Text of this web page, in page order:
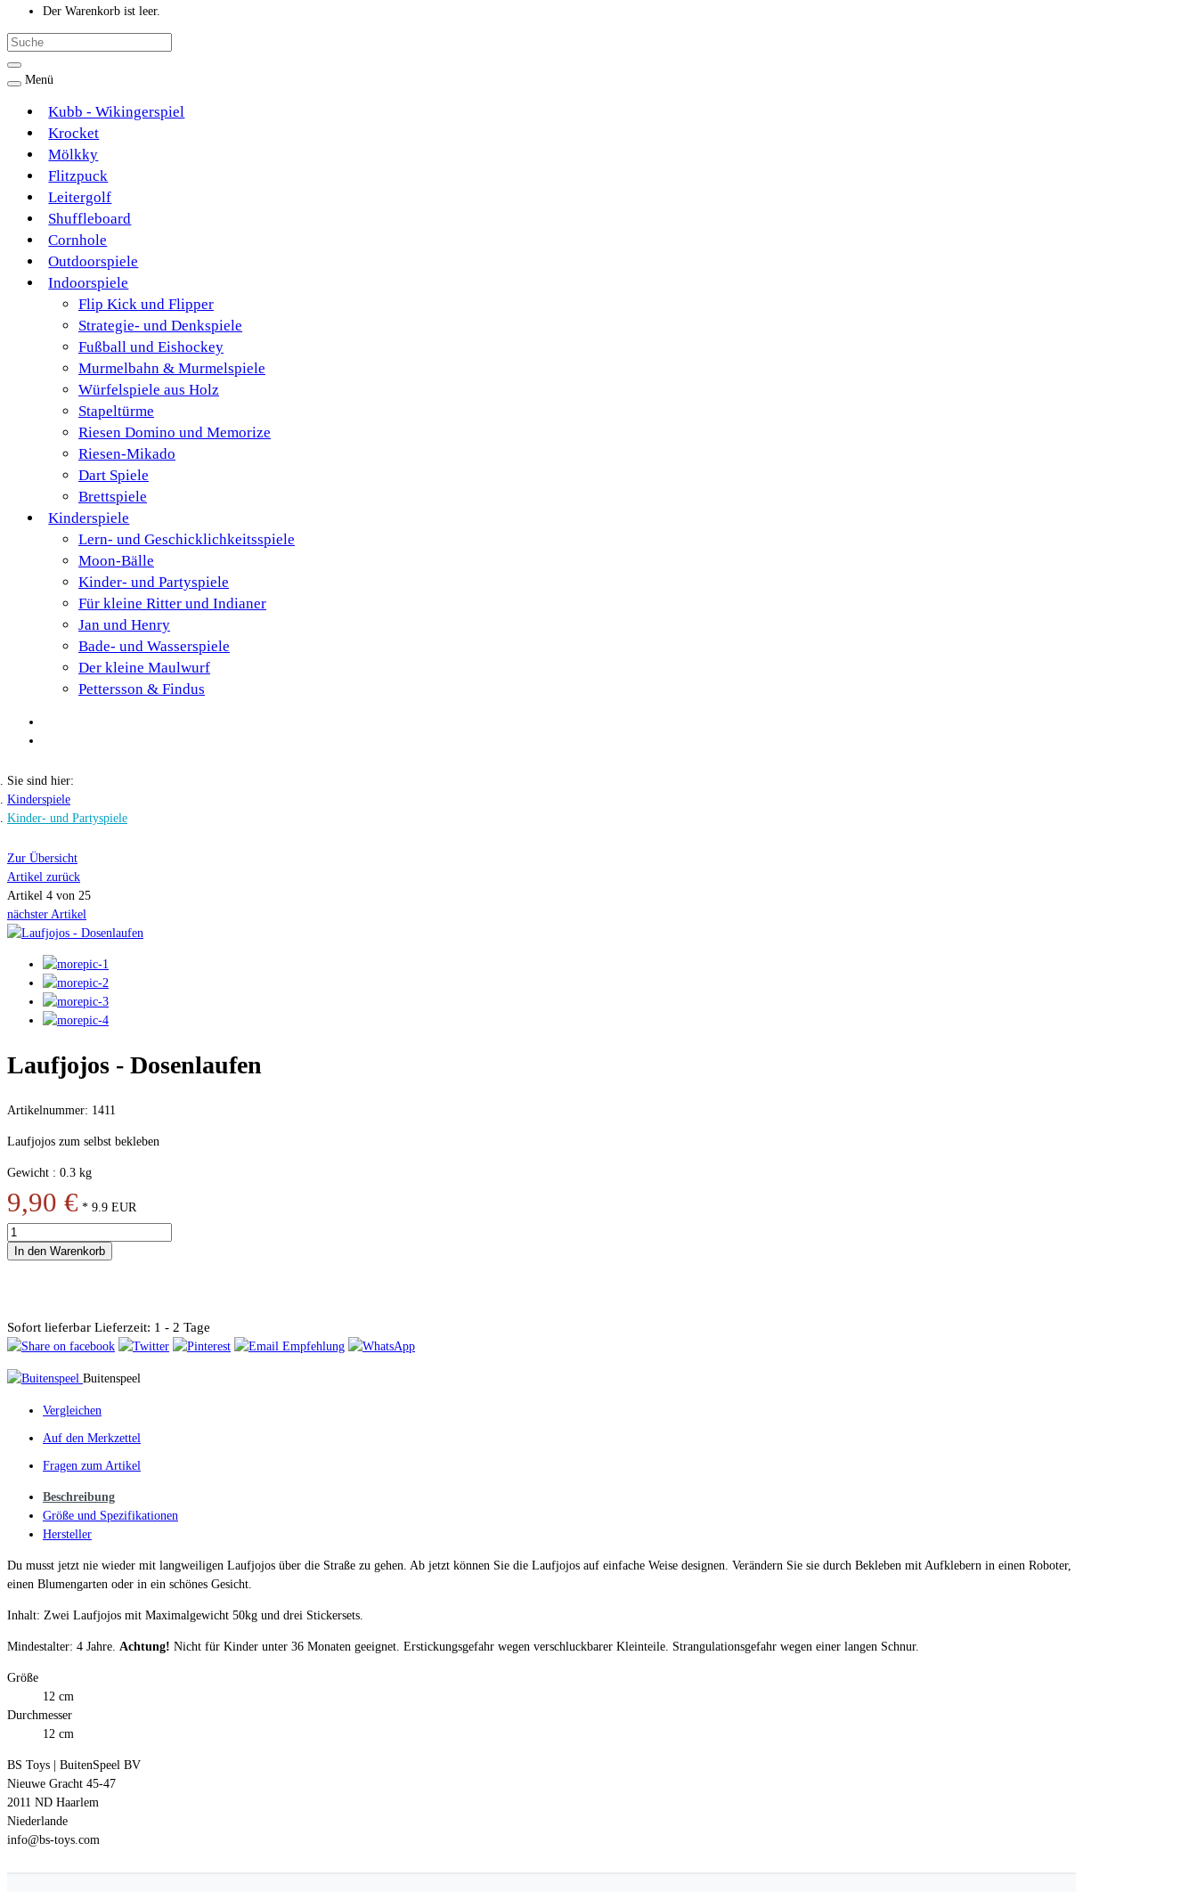
Der Warenkorb ist leer.
Menü
Kubb - Wikingerspiel
Krocket
Mölkky
Flitzpuck
Leitergolf
Shuffleboard
Cornhole
Outdoorspiele
Indoorspiele
Flip Kick und Flipper
Strategie- und Denkspiele
Fußball und Eishockey
Murmelbahn & Murmelspiele
Würfelspiele aus Holz
Stapeltürme
Riesen Domino und Memorize
Riesen-Mikado
Dart Spiele
Brettspiele
Kinderspiele
Lern- und Geschicklichkeitsspiele
Moon-Bälle
Kinder- und Partyspiele
Für kleine Ritter und Indianer
Jan und Henry
Bade- und Wasserspiele
Der kleine Maulwurf
Pettersson & Findus
Sie sind hier:
Kinderspiele
Kinder- und Partyspiele
Zur Übersicht
Artikel zurück
Artikel 4 von 25
nächster Artikel
Laufjojos - Dosenlaufen
Artikelnummer: 1411
Laufjojos zum selbst bekleben
Gewicht : 0.3 kg
9,90 € * 9.9 EUR
In den Warenkorb
Sofort lieferbar Lieferzeit: 1 - 2 Tage
Buitenspeel
Vergleichen
Auf den Merkzettel
Fragen zum Artikel
Beschreibung
Größe und Spezifikationen
Hersteller
Du musst jetzt nie wieder mit langweiligen Laufjojos über die Straße zu gehen. Ab jetzt können Sie die Laufjojos auf einfache Weise designen. Verändern Sie sie durch Bekleben mit Aufklebern in einen Roboter,
einen Blumengarten oder in ein schönes Gesicht.
Inhalt: Zwei Laufjojos mit Maximalgewicht 50kg und drei Stickersets.
Mindestalter: 4 Jahre. Achtung! Nicht für Kinder unter 36 Monaten geeignet. Erstickungsgefahr wegen verschluckbarer Kleinteile. Strangulationsgefahr wegen einer langen Schnur.
Größe
12 cm
Durchmesser
12 cm
BS Toys | BuitenSpeel BV
Nieuwe Gracht 45-47
2011 ND Haarlem
Niederlande
info@bs-toys.com